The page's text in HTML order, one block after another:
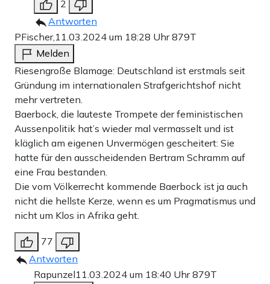
2
Antworten
PFischer,11.03.2024 um 18:28 Uhr879T
Melden
Riesengroße Blamage: Deutschland ist erstmals seit
Gründung im internationalen Strafgerichtshof nicht
mehr vertreten.
Baerbock, die lauteste Trompete der feministischen
Aussenpolitik hat’s wieder mal vermasselt und ist
kläglich am eigenen Unvermögen gescheitert: Sie
hatte für den ausscheidenden Bertram Schramm auf
eine Frau bestanden.
Die vom Völkerrecht kommende Baerbock ist ja auch
nicht die hellste Kerze, wenn es um Pragmatismus und
nicht um Klos in Afrika geht.
77
Antworten
Rapunzel11.03.2024 um 18:40 Uhr879T